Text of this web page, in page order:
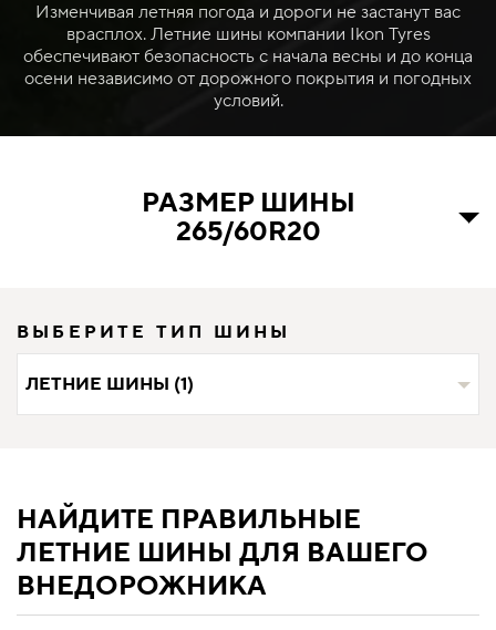
Изменчивая летняя погода и дороги не застанут вас
врасплох. Летние шины компании Ikon Tyres
обеспечивают безопасность с начала весны и до конца
осени независимо от дорожного покрытия и погодных
условий.
РАЗМЕР ШИНЫ
265/60R20
ВЫБЕРИТЕ ТИП ШИНЫ
ЛЕТНИЕ ШИНЫ (1)
НАЙДИТЕ ПРАВИЛЬНЫЕ
ЛЕТНИЕ ШИНЫ ДЛЯ ВАШЕГО
ВНЕДОРОЖНИКА